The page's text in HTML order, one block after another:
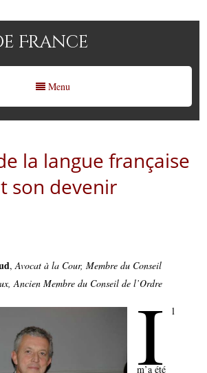
France
Menu
la langue française
son devenir
,Avocat à la Cour, Membre du Conseil
Ancien Membre du Conseil de l’Ordre
I l
m’a été